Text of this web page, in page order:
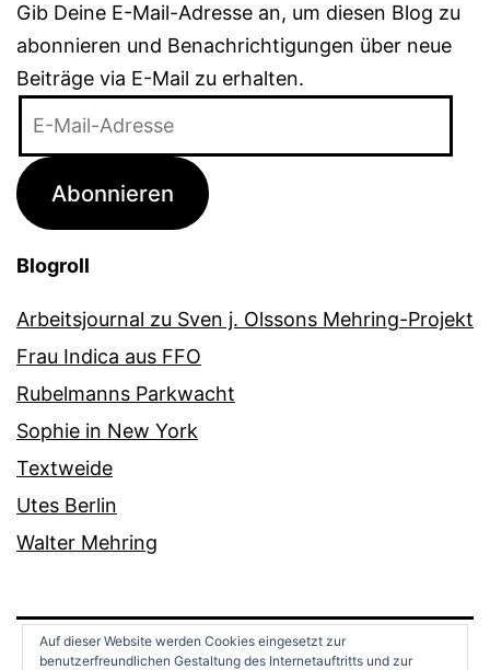
Gib Deine E-Mail-Adresse an, um diesen Blog zu
abonnieren und Benachrichtigungen über neue
Beiträge via E-Mail zu erhalten.
Adresse
Abonnieren
Blogroll
Arbeitsjournal zu Sven j. Olssons Mehring-Projekt
Frau Indica aus FFO
Rubelmanns Parkwacht
Sophie in New York
Textweide
Utes Berlin
Walter Mehring
Auf dieser Website werden Cookies eingesetzt zur
benutzerfreundlichen Gestaltung des Internetauftritts und zur